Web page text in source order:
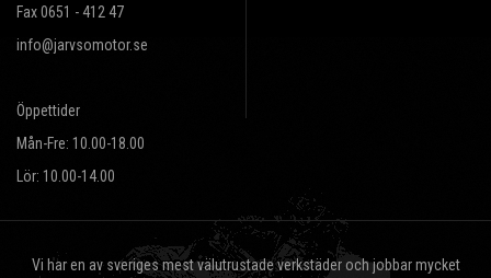
Fax 0651 - 412 47
info@jarvsomotor.se
Öppettider
Mån-Fre: 10.00-18.00
Lör: 10.00-14.00
Vi har en av sveriges mest välutrustade verkstäder och jobbar mycket